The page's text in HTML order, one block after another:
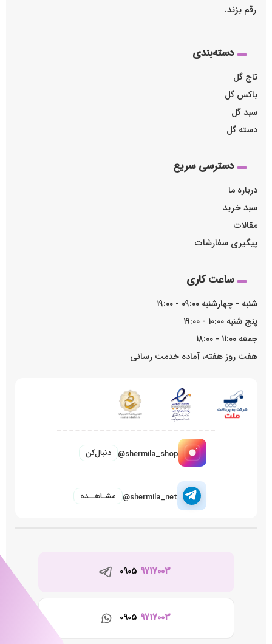
رقم بزند.
دسته‌بندی
تاج گل
باکس گل
سبد گل
دسته گل
دسترسی سریع
درباره ما
سبد خرید
مقالات
پیگیری سفارشات
ساعت کاری
شنبه - چهارشنبه ۰۹:۰۰ - ۱۹:۰۰
پنج شنبه ۱۰:۰۰ - ۱۹:۰۰
جمعه ۱۱:۰۰ - ۱۸:۰۰
هفت روز هفته، آماده خدمت رسانی
@shermila_shop دنبال‌کن
@shermila_net مشـاهــده
0905 9717003
0905 9717003